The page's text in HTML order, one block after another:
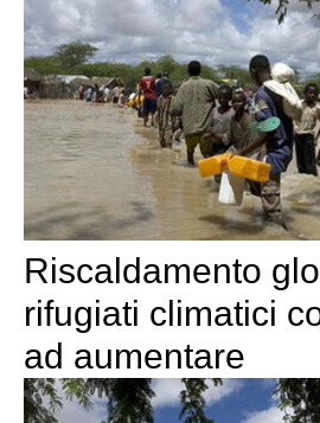
Riscaldamento
rifugiati climatici
ad aumentare